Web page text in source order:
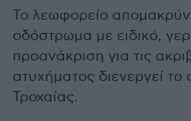
of
54
seconds
Το λεωφορείο
οδόστρωμα με ειδικό,
προανάκριση για τις
ατυχήματος διενεργεί
Τροχαίας.